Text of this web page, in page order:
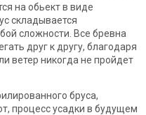
на обьект в виде
складывается
сложности. Все бревна
друг к другу, благодаря
ветер никогда не пройдет
бруса,
процесс усадки в будущем